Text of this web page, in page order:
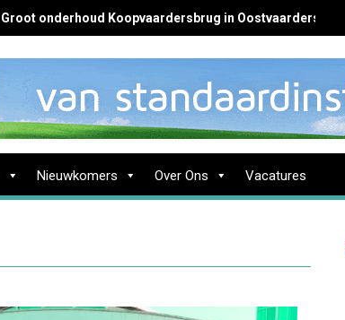
Groot onderhoud Koopvaardersbrug in Oostvaardersbuurt
Nieuwkomers Over Ons Vacatures